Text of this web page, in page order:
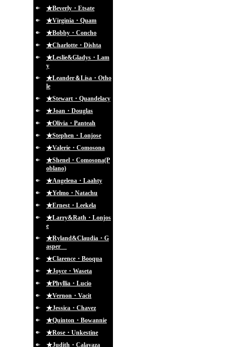
★Beverly・Etsate
★Virginia・Quam
★Bobby・Concho
★Charlotte・Dishta
★Leslie&Gladys・Lam
y
★Leander＆Lisa・Otho
le
★Stewart・Quandelacy
★Joan・Douglas
★Olivia・Panteah
★Stephen・Lonjose
★Valerie・Comosona
★Shenel・Comosona(P
oblano)
★Angelena・Laahty
★Yelmo・Natachu
★Ernest・Leekela
★Larry&Rath・Lonjos
e
★Ryland&Claudia・G
asper
★Clarence・Booqua
★Joyce・Waseta
★Phyllia・Lucio
★Vernon・Vacit
★Jessica・Chavez
★Quinton・Bowannie
★Rose・Unkestine
★Judith・Calavaza